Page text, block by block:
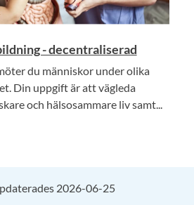
- decentraliserad
du människor under olika
Din uppgift är att vägleda
och hälsosammare liv samt...
2026-06-25